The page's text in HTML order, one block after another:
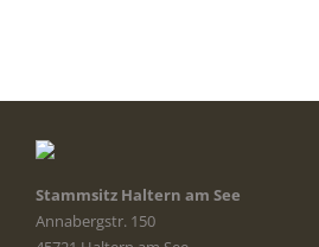
Stammsitz Haltern am See
Annabergstr. 150